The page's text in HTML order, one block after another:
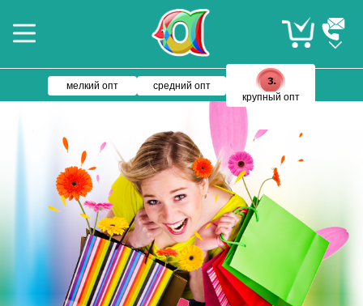
мелкий опт
средний опт
крупный опт